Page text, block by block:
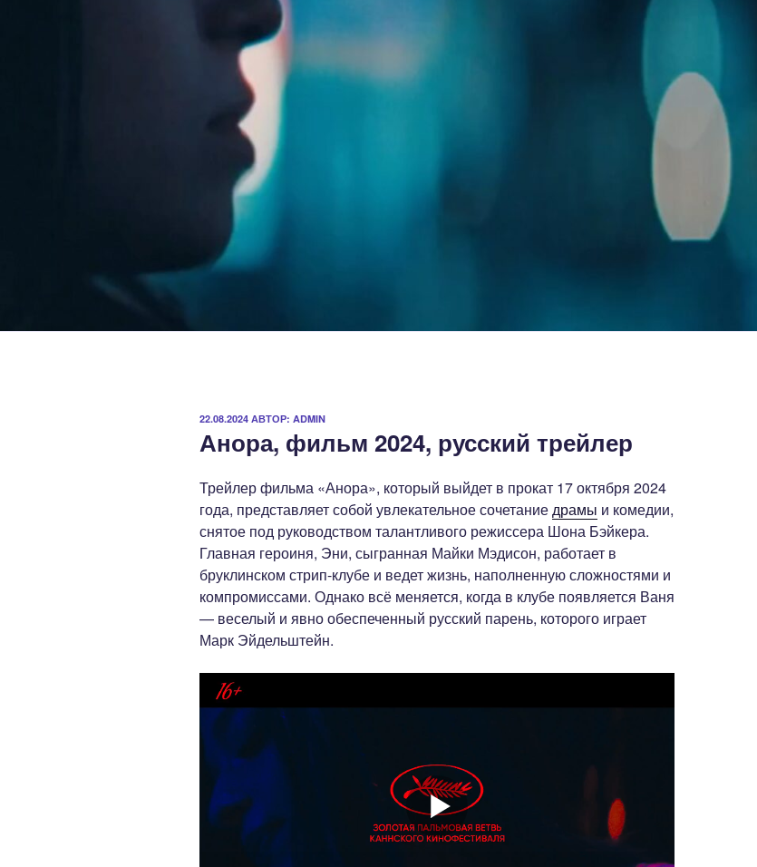
ОПУБЛИКОВАНО
22.08.2024 АВТОР: ADMIN
Анора, фильм 2024, русский трейлер
Трейлер фильма «Анора», который выйдет в прокат 17 октября 2024
года, представляет собой увлекательное сочетаниедрамы и комедии,
снятое под руководством талантливого режиссера Шона Бэйкера.
Главная героиня, Эни, сыгранная Майки Мэдисон, работает в
бруклинском стрип-клубе и ведет жизнь, наполненную сложностями и
компромиссами. Однако всё меняется, когда в клубе появляется Ваня
— веселый и явно обеспеченный русский парень, которого играет
Марк Эйдельштейн.